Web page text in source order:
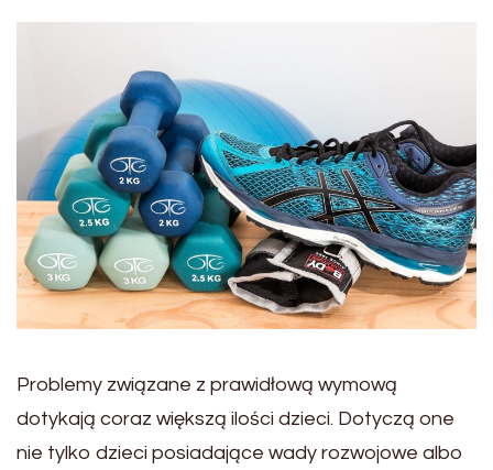
Problemy związane z prawidłową wymową
dotykają coraz większą ilości dzieci. Dotyczą one
nie tylko dzieci posiadające wady rozwojowe albo